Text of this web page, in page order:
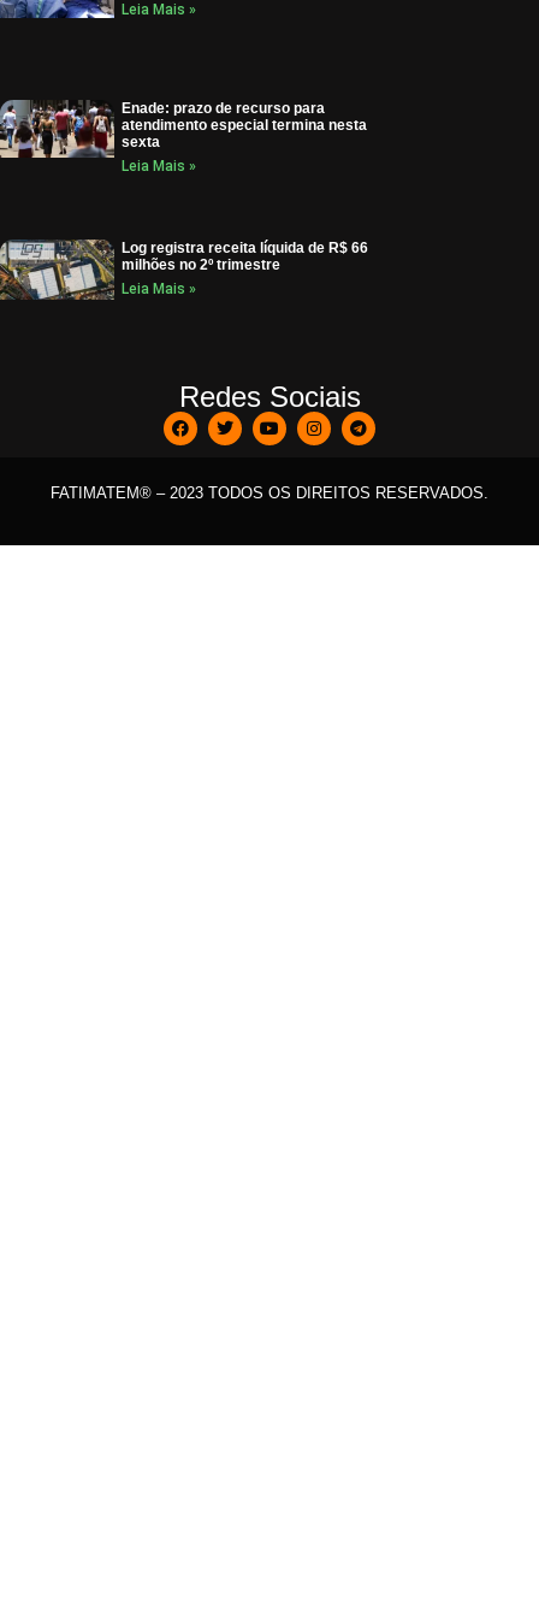
Leia Mais »
Enade: prazo de recurso para
atendimento especial termina nesta
sexta
Leia Mais »
Log registra receita líquida de R$ 66
milhões no 2º trimestre
Leia Mais »
Redes Sociais
FATIMATEM® – 2023 TODOS OS DIREITOS RESERVADOS.